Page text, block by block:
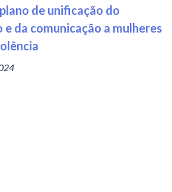
de unificação do
da comunicação a mulheres